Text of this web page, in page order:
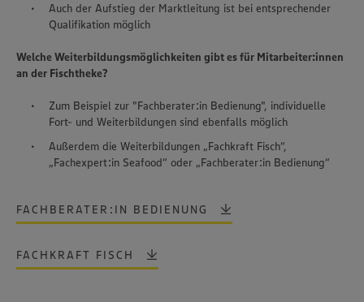
Wir setzen Cookies und andere Technologien ein, um Ihnen
ein bestmögliches Nutzungserlebnis unserer Website zu
Auch der Aufstieg der Marktleitung ist bei entsprechender
Qualifikation möglich
Welche Weiterbildungsmöglichkeiten gibt es für Mitarbeiter:innen
an der Fischtheke?
Zum Beispiel zur "Fachberater:in Bedienung", individuelle
Fort- und Weiterbildungen sind ebenfalls möglich
Außerdem die Weiterbildungen „Fachkraft Fisch“,
„Fachexpert:in Seafood“ oder „Fachberater:in Bedienung“
FACHBERATER:IN BEDIENUNG
FACHKRAFT FISCH